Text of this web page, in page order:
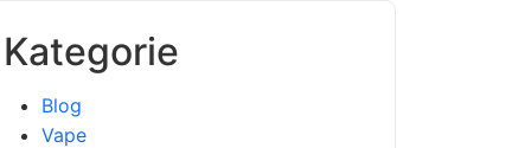
Kategorie
Blog
Vape